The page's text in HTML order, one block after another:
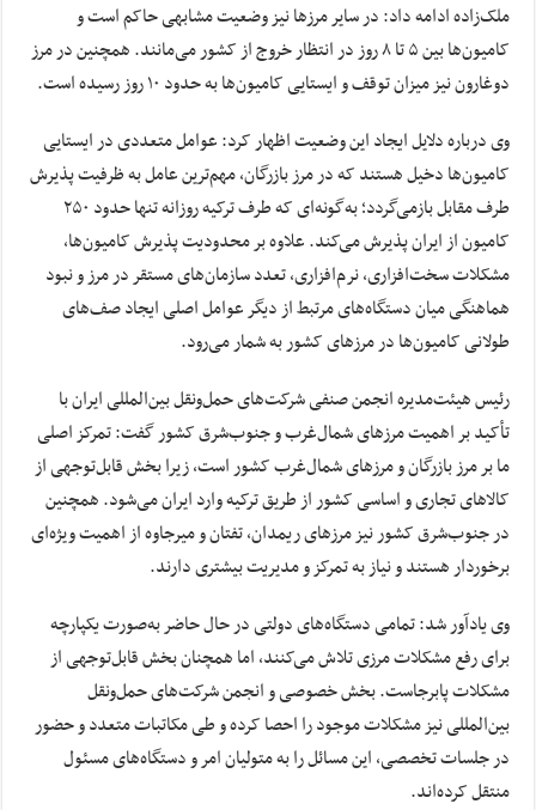
ملک‌زاده ادامه داد: در سایر مرزها نیز وضعیت مشابهی حاکم است و
کامیون‌ها بین ۵ تا ۸ روز در انتظار خروج از کشور می‌مانند. همچنین در مرز
دوغارون نیز میزان توقف و ایستایی کامیون‌ها به حدود ۱۰ روز رسیده است.
وی درباره دلایل ایجاد این وضعیت اظهار کرد: عوامل متعددی در ایستایی
کامیون‌ها دخیل هستند که در مرز بازرگان، مهم‌ترین عامل به ظرفیت پذیرش
طرف مقابل بازمی‌گردد؛ به‌گونه‌ای که طرف ترکیه روزانه تنها حدود ۲۵۰
کامیون از ایران پذیرش می‌کند. علاوه بر محدودیت پذیرش کامیون‌ها،
مشکلات سخت‌افزاری، نرم‌افزاری، تعدد سازمان‌های مستقر در مرز و نبود
هماهنگی میان دستگاه‌های مرتبط از دیگر عوامل اصلی ایجاد صف‌های
طولانی کامیون‌ها در مرزهای کشور به شمار می‌رود.
رئیس هیئت‌مدیره انجمن صنفی شرکت‌های حمل‌ونقل بین‌المللی ایران با
تأکید بر اهمیت مرزهای شمال‌غرب و جنوب‌شرق کشور گفت: تمرکز اصلی
ما بر مرز بازرگان و مرزهای شمال‌غرب کشور است، زیرا بخش قابل‌توجهی از
کالاهای تجاری و اساسی کشور از طریق ترکیه وارد ایران می‌شود. همچنین
در جنوب‌شرق کشور نیز مرزهای ریمدان، تفتان و میرجاوه از اهمیت ویژه‌ای
برخوردار هستند و نیاز به تمرکز و مدیریت بیشتری دارند.
وی یادآور شد: تمامی دستگاه‌های دولتی در حال حاضر به‌صورت یکپارچه
برای رفع مشکلات مرزی تلاش می‌کنند، اما همچنان بخش قابل‌توجهی از
مشکلات پابرجاست. بخش خصوصی و انجمن شرکت‌های حمل‌ونقل
بین‌المللی نیز مشکلات موجود را احصا کرده و طی مکاتبات متعدد و حضور
در جلسات تخصصی، این مسائل را به متولیان امر و دستگاه‌های مسئول
منتقل کرده‌اند.